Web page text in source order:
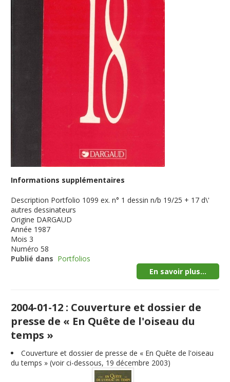
Informations supplémentaires
Description Portfolio 1099 ex. n° 1 dessin n/b 19/25 + 17 d\'
autres dessinateurs
Origine DARGAUD
Année 1987
Mois 3
Numéro 58
Publié dans Portfolios
En savoir plus...
2004-01-12 : Couverture et dossier de
presse de « En Quête de l'oiseau du
temps »
Couverture et dossier de presse de « En Quête de l'oiseau
du temps » (voir ci-dessous, 19 décembre 2003)